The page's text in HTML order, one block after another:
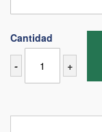
Cantidad
- +